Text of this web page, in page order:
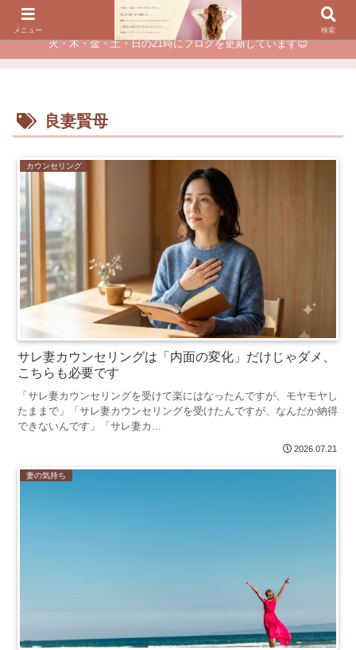
夫に不倫されたつらい経験が、あなたのチャンスに変わるカウンセリング
火・木・金・土・日の21時にブログを更新しています😊
良妻賢母
カウンセリング
サレ妻カウンセリングは「内面の変化」だけじゃダメ、
こちらも必要です
「サレ妻カウンセリングを受けて楽にはなったんですが、モヤモヤし
たままで」「サレ妻カウンセリングを受けたんですが、なんだか納得
できないんです」「サレ妻カ...
2026.07.21
妻の気持ち
メニュー 検索